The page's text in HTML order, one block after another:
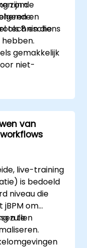
om
en
technische
zijn de
8 en diens
gemakkelijk
niet-
en
Drools
teams bij
van
van
van
live-training
is bedoeld
niveau die
jBPM om
te
zullen